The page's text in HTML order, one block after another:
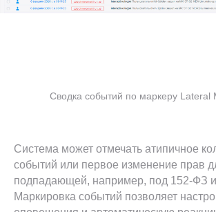
Сводка событий по маркеру Lateral
Система может отмечать атипичное
событий или первое изменение прав
подпадающей, например, под 152-ФЗ
Маркировка событий позволяет